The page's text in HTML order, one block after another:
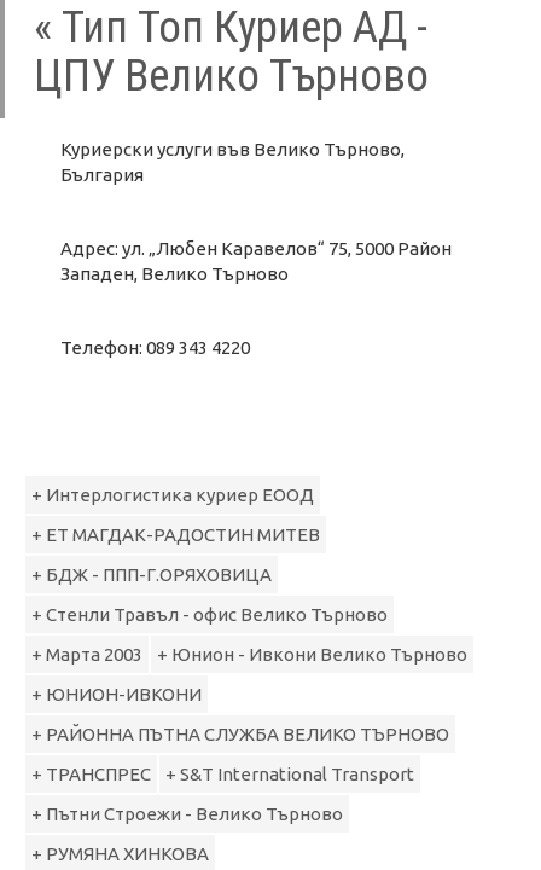
« Тип Топ Куриер АД -
ЦПУ Велико Търново
Куриерски услуги във Велико Търново,
България
Адрес: ул. „Любен Каравелов“ 75, 5000 Район
Западен, Велико Търново
Телефон: 089 343 4220
+ Интерлогистика куриер ЕООД
+ ЕТ МАГДАК-РАДОСТИН МИТЕВ
+ БДЖ - ППП-Г.ОРЯХОВИЦА
+ Стенли Травъл - офис Велико Търново
+ Марта 2003
+ Юнион - Ивкони Велико Търново
+ ЮНИОН-ИВКОНИ
+ РАЙОННА ПЪТНА СЛУЖБА ВЕЛИКО ТЪРНОВО
+ ТРАНСПРЕС
+ S&T International Transport
+ Пътни Строежи - Велико Търново
+ РУМЯНА ХИНКОВА